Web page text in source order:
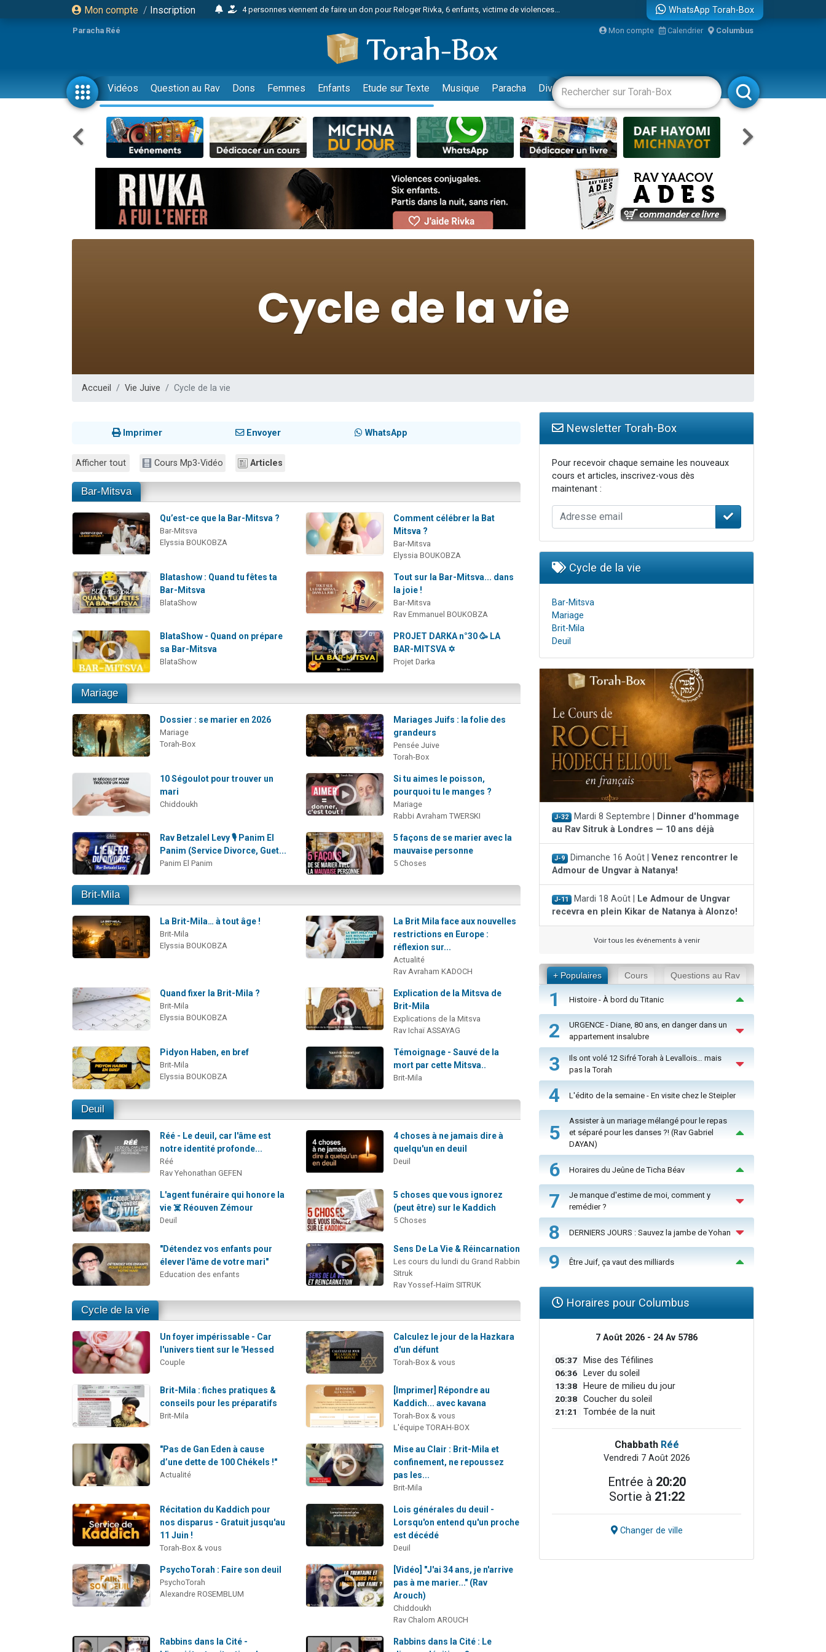
Mon compte / Inscription
4 personnes viennent de faire un don pour Reloger Rivka, 6 enfants, victime de violences...
17 personnes viennent de demander une bénédiction
4 personnes viennent de nous rejoindre sur WhatsApp
Il reste 49 places pour étudier en groupe sur Zoom
23 personnes viennent de faire un don pour Diane, 80 ans, dans un appartement insalubre
Eva vient de donner son Maasser
4 personnes viennent de nous rejoindre sur WhatsApp
3 personnes viennent de nous rejoindre sur WhatsApp
3 personnes viennent de faire un don pour 5 jours de vacances aux Orphelins
Odaya vient de donner son Maasser
2 personnes viennent de nous rejoindre sur WhatsApp
13 personnes viennent de demander une bénédiction
3 personnes viennent de nous rejoindre sur WhatsApp
2 personnes viennent de nous rejoindre sur WhatsApp
WhatsApp Torah-Box
Paracha Réé Mon compte Calendrier Columbus
Vidéos Question au Rav Dons Femmes Enfants Etude sur Texte Musique Paracha Divertissements Livres Rabbanim
Accueil Vie Juive Cycle de la vie
Imprimer Envoyer WhatsApp
Afficher tout Cours Mp3-Vidéo Articles
Bar-Mitsva
Qu’est-ce que la Bar-Mitsva ?
Bar-Mitsva
Elyssia BOUKOBZA
Comment célébrer la Bat
Mitsva ?
Bar-Mitsva
Elyssia BOUKOBZA
Blatashow : Quand tu fêtes ta
Bar-Mitsva
BlataShow
Tout sur la Bar-Mitsva... dans
la joie !
Bar-Mitsva
Rav Emmanuel BOUKOBZA
BlataShow - Quand on prépare
sa Bar-Mitsva
BlataShow
PROJET DARKA n°30 🥳 LA
BAR-MITSVA ✡️
Projet Darka
Mariage
Dossier : se marier en 2026
Mariage
Torah-Box
Mariages Juifs : la folie des
grandeurs
Pensée Juive
Torah-Box
10 Ségoulot pour trouver un
mari
Chiddoukh
Si tu aimes le poisson,
pourquoi tu le manges ?
Mariage
Rabbi Avraham TWERSKI
Rav Betzalel Levy 🎙️ Panim El
Panim (Service Divorce, Guet...
Panim El Panim
5 façons de se marier avec la
mauvaise personne
5 Choses
Brit-Mila
La Brit-Mila… à tout âge !
Brit-Mila
Elyssia BOUKOBZA
La Brit Mila face aux nouvelles
restrictions en Europe :
réflexion sur...
Actualité
Rav Avraham KADOCH
Quand fixer la Brit-Mila ?
Brit-Mila
Elyssia BOUKOBZA
Explication de la Mitsva de
Brit-Mila
Explications de la Mitsva
Rav Ichaï ASSAYAG
Pidyon Haben, en bref
Brit-Mila
Elyssia BOUKOBZA
Témoignage - Sauvé de la
mort par cette Mitsva..
Brit-Mila
Deuil
Réé - Le deuil, car l'âme est
notre identité profonde...
Réé
Rav Yehonathan GEFEN
4 choses à ne jamais dire à
quelqu'un en deuil
Deuil
L'agent funéraire qui honore la
vie ☠️ Réouven Zémour
Deuil
5 choses que vous ignorez
(peut être) sur le Kaddich
5 Choses
"Détendez vos enfants pour
élever l'âme de votre mari"
Education des enfants
Sens De La Vie & Réincarnation
Les cours du lundi du Grand Rabbin
Sitruk
Rav Yossef-Haïm SITRUK
Cycle de la vie
Un foyer impérissable - Car
l'univers tient sur le 'Hessed
Couple
Calculez le jour de la Hazkara
d'un défunt
Torah-Box & vous
Brit-Mila : fiches pratiques &
conseils pour les préparatifs
Brit-Mila
[Imprimer] Répondre au
Kaddich... avec kavana
Torah-Box & vous
L'équipe TORAH-BOX
"Pas de Gan Eden à cause
d’une dette de 100 Chékels !"
Actualité
Mise au Clair : Brit-Mila et
confinement, ne repoussez
pas les...
Brit-Mila
Récitation du Kaddich pour
nos disparus - Gratuit jusqu'au
11 Juin !
Torah-Box & vous
Lois générales du deuil -
Lorsqu'on entend qu'un proche
est décédé
Deuil
PsychoTorah : Faire son deuil
PsychoTorah
Alexandre ROSEMBLUM
[Vidéo] "J'ai 34 ans, je n'arrive
pas à me marier..." (Rav
Arouch)
Chiddoukh
Rav Chalom AROUCH
Rabbins dans la Cité -
Rabbins dans la Cité : Le
Newsletter Torah-Box
Pour recevoir chaque semaine les nouveaux
cours et articles, inscrivez-vous dès
maintenant :
Cycle de la vie
Bar-Mitsva
Mariage
Brit-Mila
Deuil
J-32 Mardi 8 Septembre |
Dinner d'hommage
au Rav Sitruk à Londres — 10 ans déjà
J-9 Dimanche 16 Août | Venez rencontrer le
Admour de Ungvar à Natanya!
J-11 Mardi 18 Août |
Le Admour de Ungvar
recevra en plein Kikar de Natanya à Alonzo!
Voir tous les événements à venir
+ Populaires Cours Questions au Rav
1 Histoire - À bord du Titanic
2
URGENCE - Diane, 80 ans, en danger dans un
appartement insalubre
3
Ils ont volé 12 Sifré Torah à Levallois… mais
pas la Torah
4 L'édito de la semaine - En visite chez le Steipler
5
Assister à un mariage mélangé pour le repas
et séparé pour les danses ?! (Rav Gabriel
DAYAN)
6 Horaires du Jeûne de Ticha Béav
7
Je manque d'estime de moi, comment y
remédier ?
8 DERNIERS JOURS : Sauvez la jambe de Yohan
9 Être Juif, ça vaut des milliards
Horaires pour Columbus
7 Août 2026 - 24 Av 5786
05:37 Mise des Téfilines
06:36 Lever du soleil
13:38 Heure de milieu du jour
20:38 Coucher du soleil
21:21 Tombée de la nuit
Chabbath Réé
Vendredi 7 Août 2026
Entrée à 20:20
Sortie à 21:22
Changer de ville